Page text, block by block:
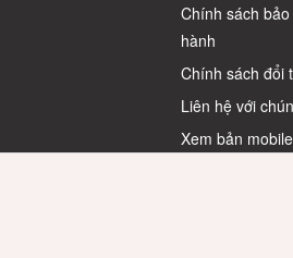
Chính sách bảo
hành
Chính sách đổi
Liên hệ với
Xem bản